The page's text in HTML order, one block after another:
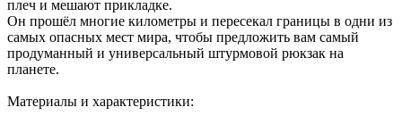
плеч и мешают прикладке.
Он прошёл многие километры и пересекал границы в одни из
самых опасных мест мира, чтобы предложить вам самый
продуманный и универсальный штурмовой рюкзак на
планете.
Материалы и характеристики: